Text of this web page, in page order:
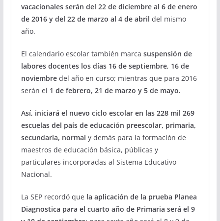
vacacionales serán del 22 de diciembre al 6 de enero
de 2016 y del 22 de marzo al 4 de abril del mismo
año.
El calendario escolar también marca suspensión de
labores docentes los días 16 de septiembre, 16 de
noviembredel año en curso; mientras que para 2016
serán el 1 de febrero, 21 de marzo y 5 de mayo.
Así, iniciará el nuevo ciclo escolar en las 228 mil 269
escuelas del país de educación preescolar, primaria,
secundaria, normal y demás para la formación de
maestros de educación básica, públicas y
particulares incorporadas al Sistema Educativo
Nacional.
La SEP recordó que la aplicación de la prueba Planea
Diagnostica para el cuarto año de Primaria será el 9